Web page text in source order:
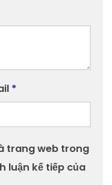
*
trang web trong
luận kế tiếp của